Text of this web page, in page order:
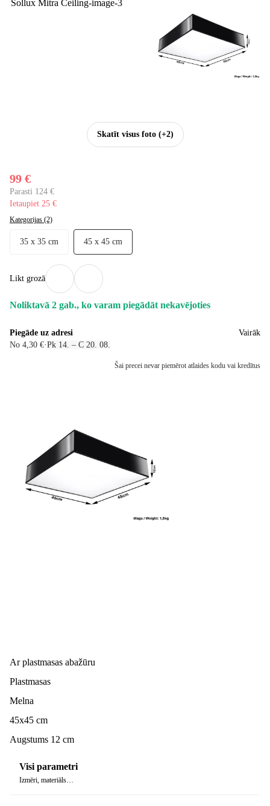
Skatīt visus foto(+2)
99 €
Parasti 124 €
Ietaupiet 25 €
Kategorijas (2)
35 x 35 cm 45 x 45 cm
Likt grozā
Noliktavā 2 gab., ko varam piegādāt nekavējoties
Piegāde uz adresi
No 4,30 €·Pk 14. – C 20. 08.
Vairāk
Šai precei nevar piemērot atlaides kodu vai kredītus
Ar plastmasas abažūru
Plastmasas
Melna
45x45 cm
Augstums 12 cm
Visi parametri
Izmēri, materiāls…